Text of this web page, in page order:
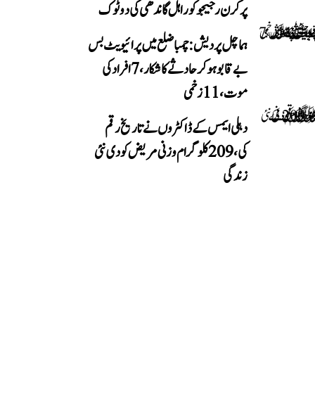
پر کرن رجیجو کو راہل گاندھی کی دوٹوک
ہماچل پردیش: چمبا ضلع میں پرائیویٹ بس
بے قابو ہوکر حادثے کا شکار، 7 افراد کی
موت، 11 زخمی
دہلی ایمس کے ڈاکٹروں نے تاریخ رقم
کی، 209 کلوگرام وزنی مریض کو دی نئی
زندگی